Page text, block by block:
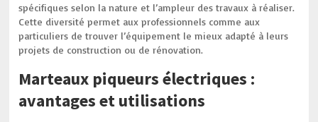
spécifiques selon la nature et l’ampleur des travaux à réaliser.
Cette diversité permet aux professionnels comme aux
particuliers de trouver l’équipement le mieux adapté à leurs
projets de construction ou de rénovation.
Marteaux piqueurs électriques :
avantages et utilisations